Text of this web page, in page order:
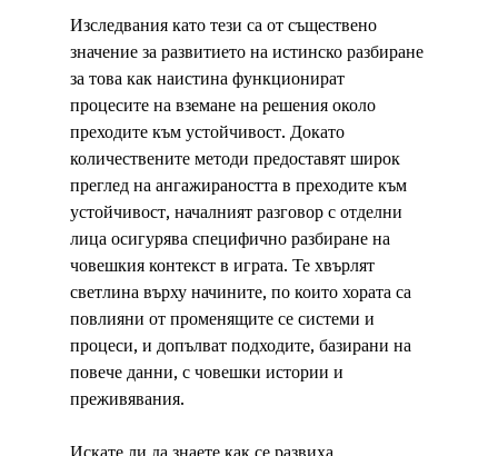
Изследвания като тези са от съществено
значение за развитието на истинско разбиране
за това как наистина функционират
процесите на вземане на решения около
преходите към устойчивост. Докато
количествените методи предоставят широк
преглед на ангажираността в преходите към
устойчивост, началният разговор с отделни
лица осигурява специфично разбиране на
човешкия контекст в играта. Те хвърлят
светлина върху начините, по които хората са
повлияни от променящите се системи и
процеси, и допълват подходите, базирани на
повече данни, с човешки истории и
преживявания.